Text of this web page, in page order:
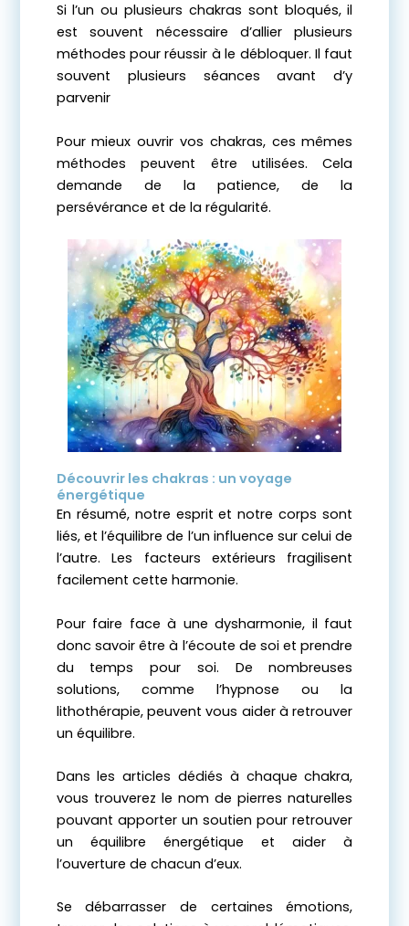
Si l’un ou plusieurs chakras sont bloqués, il
est souvent nécessaire d’allier plusieurs
méthodes pour réussir à le débloquer. Il faut
souvent plusieurs séances avant d’y
parvenir
Pour mieux ouvrir vos chakras, ces mêmes
méthodes peuvent être utilisées. Cela
demande de la patience, de la
persévérance et de la régularité.
Découvrir les chakras : un voyage
énergétique
En résumé, notre esprit et notre corps sont
liés, et l’équilibre de l’un influence sur celui de
l’autre. Les facteurs extérieurs fragilisent
facilement cette harmonie.
Pour faire face à une dysharmonie, il faut
donc savoir être à l’écoute de soi et prendre
du temps pour soi. De nombreuses
solutions, comme l’hypnose ou la
lithothérapie, peuvent vous aider à retrouver
un équilibre.
Dans les articles dédiés à chaque chakra,
vous trouverez le nom de pierres naturelles
pouvant apporter un soutien pour retrouver
un équilibre énergétique et aider à
l’ouverture de chacun d’eux.
Se débarrasser de certaines émotions,